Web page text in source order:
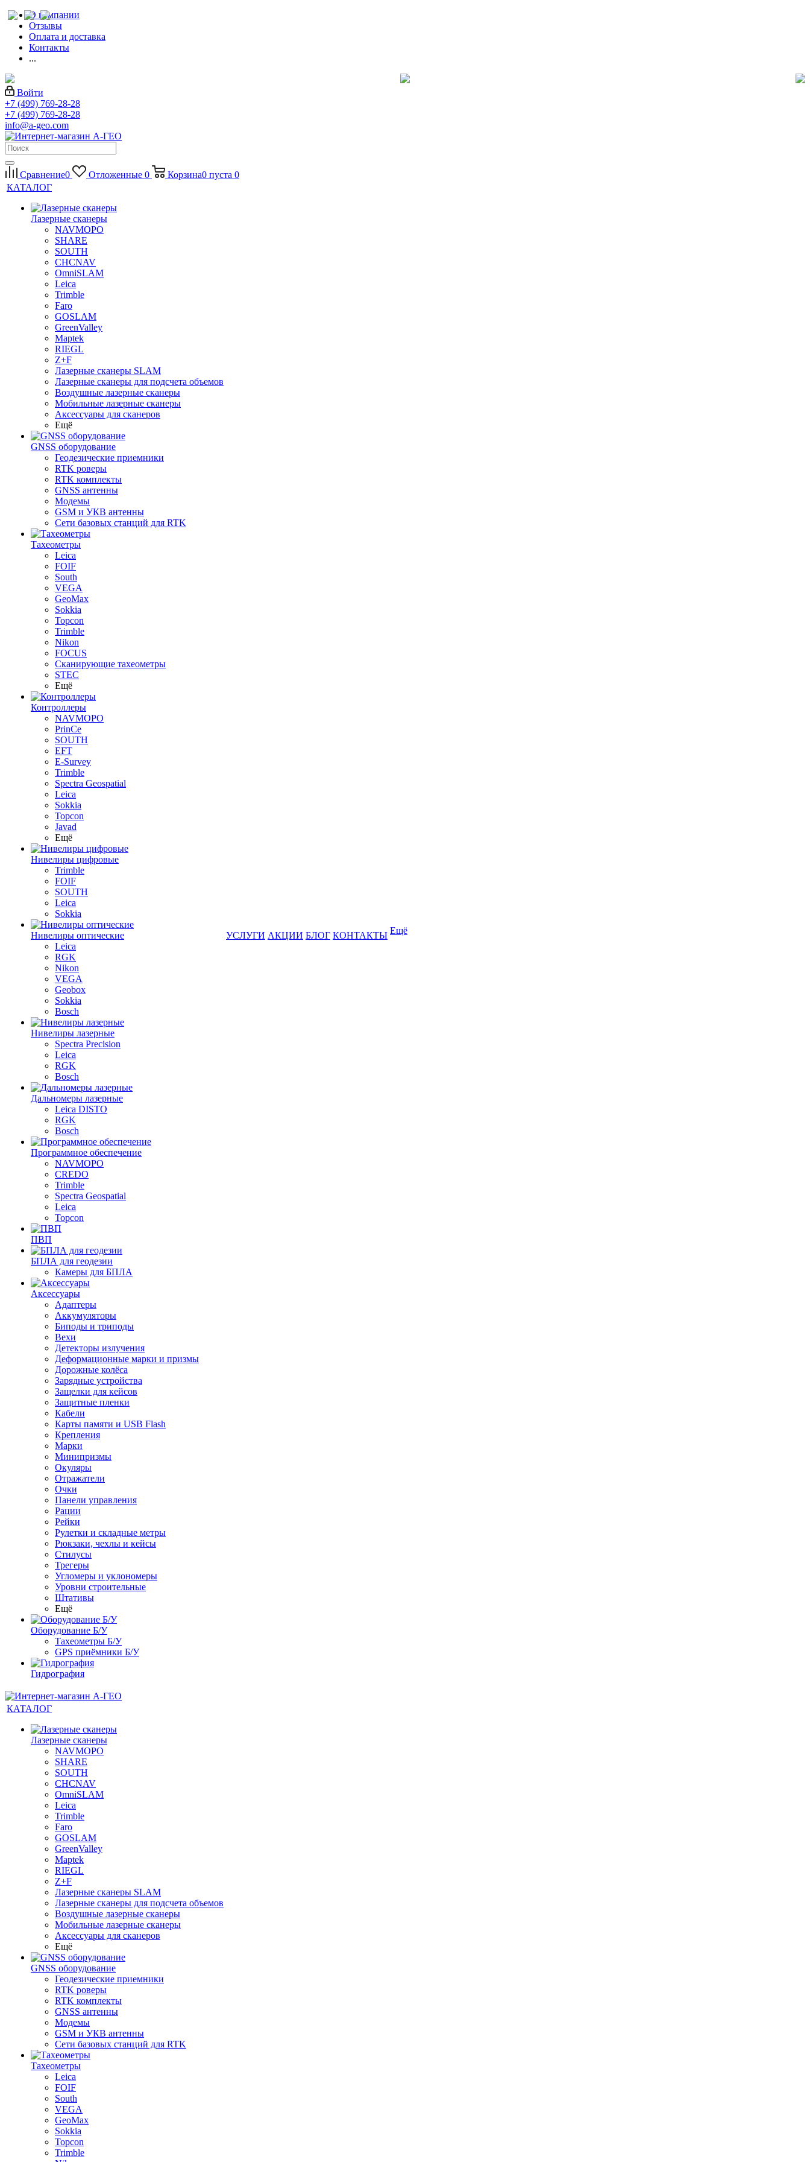
О компании
Отзывы
Оплата и доставка
Контакты
...
Войти
+7 (499) 769-28-28
+7 (499) 769-28-28
info@a-geo.com
Сравнение0 Отложенные 0 Корзина0 пуста 0
КАТАЛОГ
Лазерные сканеры
NAVMOPO
SHARE
SOUTH
CHCNAV
OmniSLAM
Leica
Trimble
Faro
GOSLAM
GreenValley
Maptek
RIEGL
Z+F
Лазерные сканеры SLAM
Лазерные сканеры для подсчета объемов
Воздушные лазерные сканеры
Мобильные лазерные сканеры
Аксессуары для сканеров
Ещё
GNSS оборудование
Геодезические приемники
RTK роверы
RTK комплекты
GNSS антенны
Модемы
GSM и УКВ антенны
Сети базовых станций для RTK
Тахеометры
Leica
FOIF
South
VEGA
GeoMax
Sokkia
Topcon
Trimble
Nikon
FOCUS
Сканирующие тахеометры
STEC
Ещё
Контроллеры
NAVMOPO
PrinCe
SOUTH
EFT
E-Survey
Trimble
Spectra Geospatial
Leica
Sokkia
Topcon
Javad
Ещё
Нивелиры цифровые
Trimble
FOIF
SOUTH
Leica
Sokkia
Нивелиры оптические
Leica
RGK
Nikon
VEGA
Geobox
Sokkia
Bosch
Нивелиры лазерные
Spectra Precision
Leica
RGK
Bosch
Дальномеры лазерные
Leica DISTO
RGK
Bosch
Программное обеспечение
NAVMOPO
CREDO
Trimble
Spectra Geospatial
Leica
Topcon
ПВП
БПЛА для геодезии
Камеры для БПЛА
Аксессуары
Адаптеры
Аккумуляторы
Биподы и триподы
Вехи
Детекторы излучения
Деформационные марки и призмы
Дорожные колёса
Зарядные устройства
Защелки для кейсов
Защитные пленки
Кабели
Карты памяти и USB Flash
Крепления
Марки
Минипризмы
Окуляры
Отражатели
Очки
Панели управления
Рации
Рейки
Рулетки и складные метры
Рюкзаки, чехлы и кейсы
Стилусы
Трегеры
Угломеры и уклономеры
Уровни строительные
Штативы
Ещё
Оборудование Б/У
Тахеометры Б/У
GPS приёмники Б/У
Гидрография
УСЛУГИ АКЦИИ БЛОГ КОНТАКТЫ Ещё
КАТАЛОГ
Лазерные сканеры
NAVMOPO
SHARE
SOUTH
CHCNAV
OmniSLAM
Leica
Trimble
Faro
GOSLAM
GreenValley
Maptek
RIEGL
Z+F
Лазерные сканеры SLAM
Лазерные сканеры для подсчета объемов
Воздушные лазерные сканеры
Мобильные лазерные сканеры
Аксессуары для сканеров
Ещё
GNSS оборудование
Геодезические приемники
RTK роверы
RTK комплекты
GNSS антенны
Модемы
GSM и УКВ антенны
Сети базовых станций для RTK
Тахеометры
Leica
FOIF
South
VEGA
GeoMax
Sokkia
Topcon
Trimble